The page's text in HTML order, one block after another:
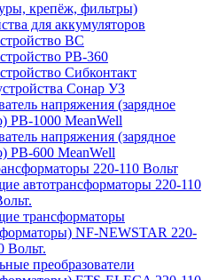
крепёж, фильтры)
для аккумуляторов
BC
PB-360
Сибконтакт
Сонар УЗ
напряжения (зарядное
PB-1000 MeanWell
напряжения (зарядное
PB-600 MeanWell
220-110 Вольт
автотрансформаторы 220-110
трансформаторы
NF-NEWSTAR 220-
Вольт.
преобразователи